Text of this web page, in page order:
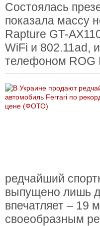
Состоялась
показала массу
Rapture GT-
WiFi и 802.11ad,
телефоном ROG
редчайший
выпущено лишь
впечатляет – 19
своеобразным